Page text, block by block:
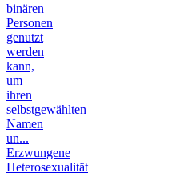
binären
Personen
genutzt
werden
kann,
um
ihren
selbstgewählten
Namen
un...
Erzwungene
Heterosexualität